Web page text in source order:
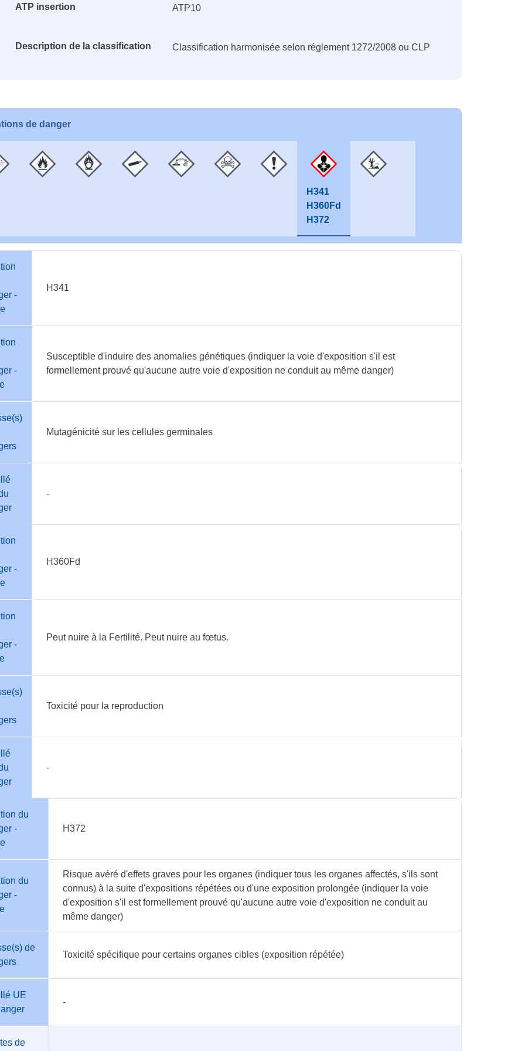
ATP insertion ATP10
Description de la classification Classification harmonisée selon réglement 1272/2008 ou CLP
de danger
H341
H360Fd
H372
-
H341
-
Susceptible d'induire des anomalies génétiques (indiquer la voie d'exposition s'il est
formellement prouvé qu'aucune autre voie d'exposition ne conduit au même danger)
Mutagénicité sur les cellules germinales
-
-
H360Fd
-
Peut nuire à la Fertilité. Peut nuire au fœtus.
Toxicité pour la reproduction
-
du
-
H372
du
-
Risque avéré d'effets graves pour les organes (indiquer tous les organes affectés, s'ils sont
connus) à la suite d'expositions répétées ou d'une exposition prolongée (indiquer la voie
d'exposition s'il est formellement prouvé qu'aucune autre voie d'exposition ne conduit au
même danger)
de
Toxicité spécifique pour certains organes cibles (exposition répétée)
UE
-
de